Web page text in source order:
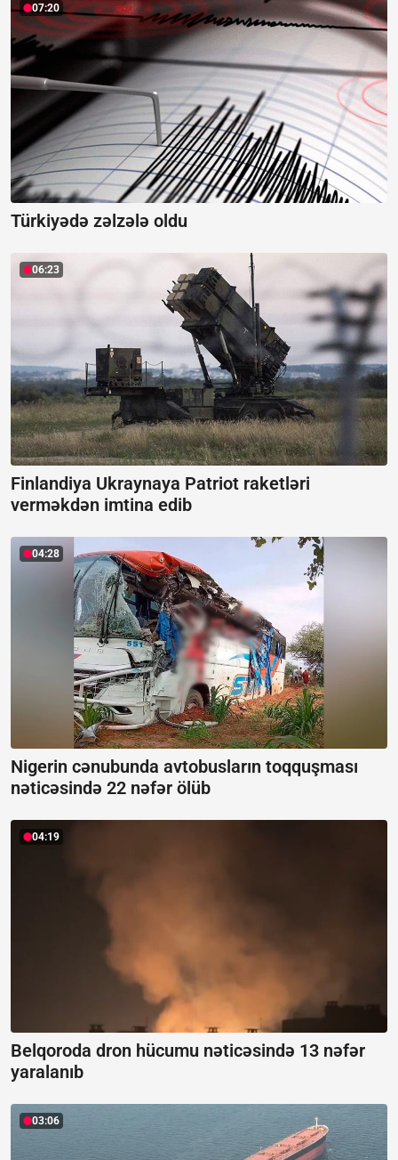
07:20
Türkiyədə zəlzələ oldu
06:23
Finlandiya Ukraynaya Patriot raketləri
verməkdən imtina edib
04:28
Nigerin cənubunda avtobusların toqquşması
nəticəsində 22 nəfər ölüb
04:19
Belqoroda dron hücumu nəticəsində 13 nəfər
yaralanıb
03:06